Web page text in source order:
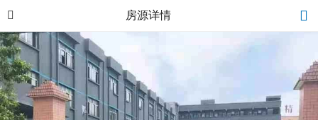
房源详情